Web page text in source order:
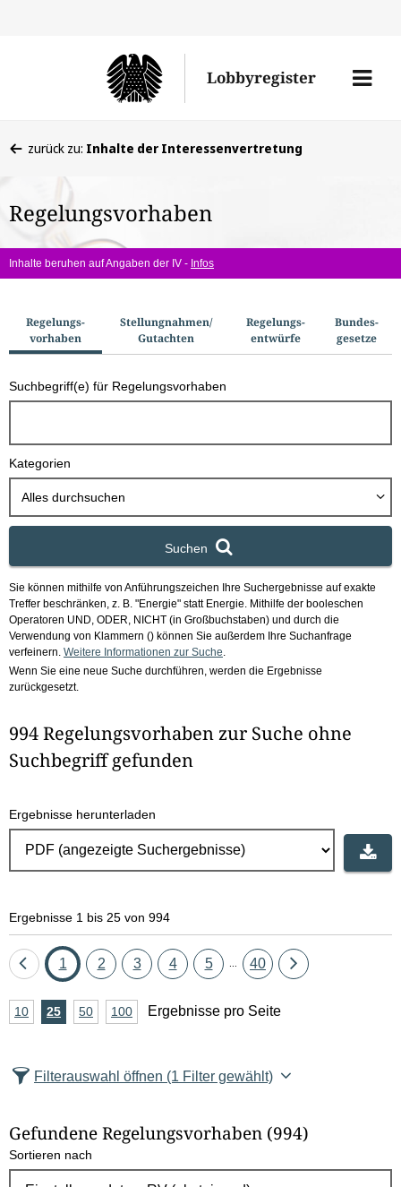
den
Lobbyregister
Menü
befinden
hier:
zurück zu: Inhalte der Interessenvertretung
Regelungsvorhaben
Inhalte beruhen auf Angaben der IV - Infos
u
c
h
o
Regelungs­
vorhaben
Stellungnahmen/​
Gutachten
Regelungs­
entwürfe
Bundes­
gesetze
Suchbegriff(e) für Regelungsvorhaben
Kategorien
Alles durchsuchen
Suchen
Sie können mithilfe von Anführungszeichen Ihre Suchergebnisse auf exakte
Treffer beschränken, z. B. "Energie" statt Energie. Mithilfe der booleschen
Operatoren UND, ODER, NICHT (in Großbuchstaben) und durch die
Verwendung von Klammern () können Sie außerdem Ihre Suchanfrage
verfeinern. Weitere Informationen zur Suche
Wenn Sie eine neue Suche durchführen, werden die Ergebnisse
zurückgesetzt.
994 Regelungsvorhaben zur Suche ohne
Suchbegriff gefunden
Ergebnisse herunterladen
Ergebnisse 1 bis 25 von 994
Eine
zurück
Seite
1 Seite
2 Seite
3 Seite
4 Seite
5 Seite
40
Eine
A
z
l
E
10Ergebnisse
25Ergebnisse
50Ergebnisse
100Ergebnisse
Ergebnisse pro Seite
Filterauswahl öffnen (1 Filter gewählt)
Gefundene Regelungsvorhaben (994)
Sortieren nach